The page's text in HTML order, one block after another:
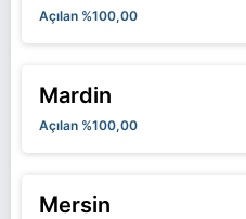
Açılan %100,00
Mardin
Açılan %100,00
Mersin